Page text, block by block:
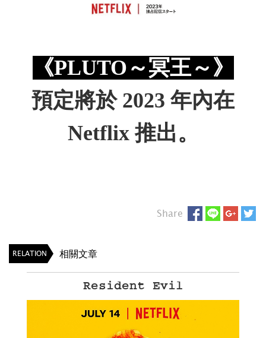
《PLUTO～冥王～》
預定將於 2023 年內在
Netflix 推出。
Share
RELATION 相關文章
Resident Evil